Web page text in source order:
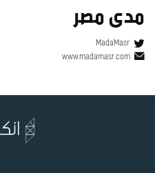
مدى مصر
MadaMasr
www.madamasr.com